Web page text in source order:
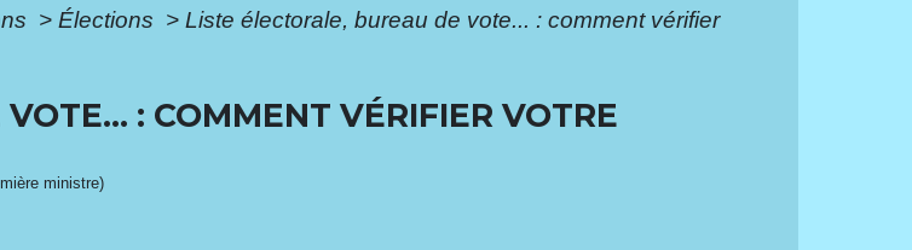
> Élections > Liste électorale, bureau de vote... : comment vérifier
: COMMENT VÉRIFIER VOTRE
ministre)